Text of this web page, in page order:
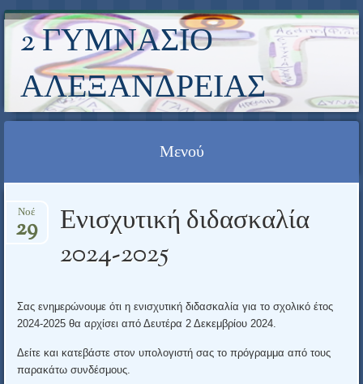
2 ΓΥΜΝΆΣΙΟ
ΑΛΕΞΆΝΔΡΕΙΑΣ
Μενού
Ενισχυτική διδασκαλία
2024-2025
Νοέ
29
Σας ενημερώνουμε ότι η ενισχυτική διδασκαλία για το σχολικό έτος
2024-2025 θα αρχίσει από Δευτέρα 2 Δεκεμβρίου 2024.
Δείτε και κατεβάστε στον υπολογιστή σας το πρόγραμμα από τους
παρακάτω συνδέσμους.